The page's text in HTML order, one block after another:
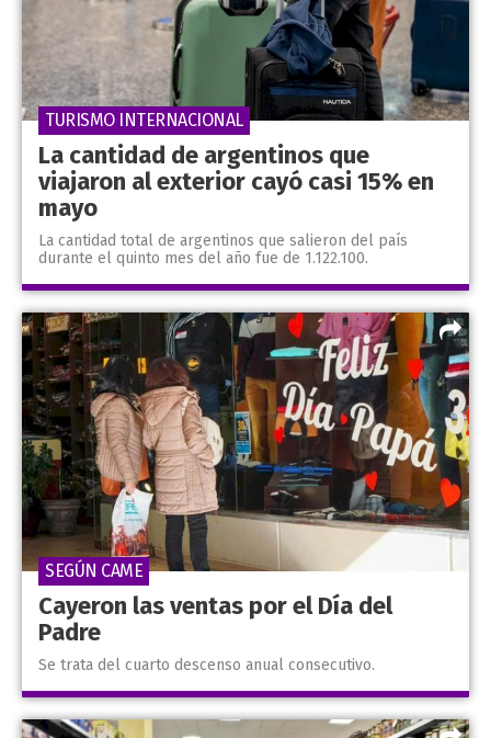
La cantidad de argentinos que
viajaron al exterior cayó casi 15% en
mayo
La cantidad total de argentinos que salieron del país
durante el quinto mes del año fue de 1.122.100.
TURISMO INTERNACIONAL
Cayeron las ventas por el Día del
Padre
Se trata del cuarto descenso anual consecutivo.
SEGÚN CAME